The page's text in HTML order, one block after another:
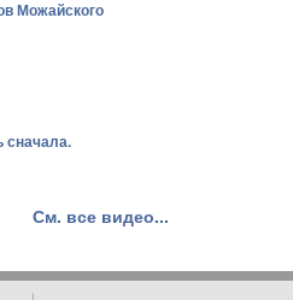
Можайского
сначала.
См. все видео...